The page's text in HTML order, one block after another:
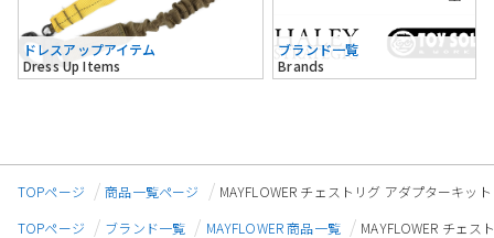
ドレスアップアイテム
Dress Up Items
ブランド一覧
Brands
TOPページ 商品一覧ページ
MAYFLOWER チェストリグ アダプターキッ
TOPページ
ブランド一覧 MAYFLOWER 商品一覧
MAYFLOWER チェス